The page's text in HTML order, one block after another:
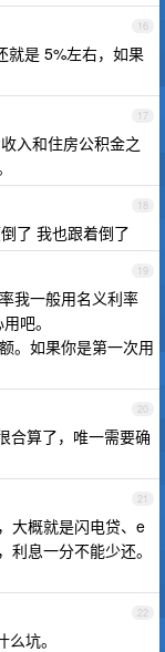
16
就是 5%左右，如果
17
入和住房公积金之
18
了 我也跟着倒了
19
我一般用名义利率
吧。
。如果你是第一次用
20
合算了，唯一需要确
21
大概就是闪电贷、e
息一分不能少还。
22
坑。